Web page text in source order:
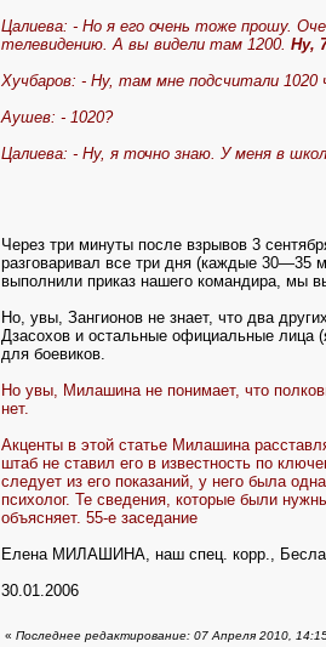
Цалиева: - Но я его очень тоже прошу.
телевидению. А вы видели там 1200. Ну,
Хучбаров: - Ну, там мне подсчитали 1020
Аушев: - 1020?
Цалиева: - Ну, я точно знаю. У меня в
Через три минуты после взрывов 3
разговаривал все три дня (каждые 30—35
выполнили приказ нашего командира, мы
Но, увы, Зангионов не знает, что два
Дзасохов и остальные официальные лица
для боевиков.
Но увы, Милашина не понимает, что
нет.
Акценты в этой статье Милашина
штаб не ставил его в известность по
следует из его показаний, у него была
психолог. Те сведения, которые были
объясняет. 55-е заседание
Елена МИЛАШИНА, наш спец. корр.,
30.01.2006
« Последнее редактирование: 07 Апреля 2010,